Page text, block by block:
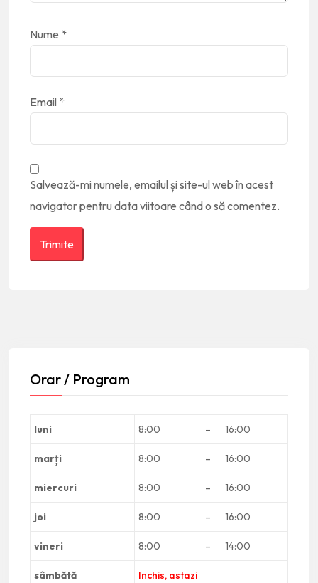
Nume *
Email *
Salvează-mi numele, emailul și site-ul web în acest
navigator pentru data viitoare când o să comentez.
Orar / Program
luni 8:00 – 16:00
marți 8:00 – 16:00
miercuri 8:00 – 16:00
joi 8:00 – 16:00
vineri 8:00 – 14:00
sâmbătă Inchis, astazi